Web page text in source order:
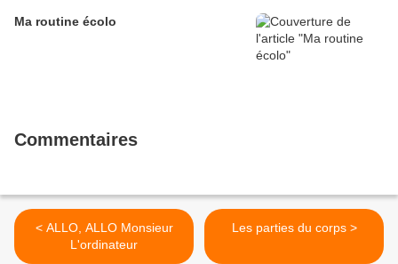
Ma routine écolo
Commentaires
< ALLO, ALLO Monsieur
L'ordinateur
Les parties du corps >